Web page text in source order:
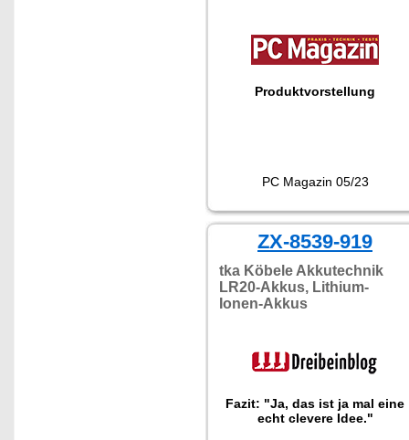
Produktvorstellung
PC Magazin 05/23
ZX-8539-919
tka Köbele Akkutechnik
LR20-Akkus, Lithium-
Ionen-Akkus
Fazit: "Ja, das ist ja mal eine
echt clevere Idee."